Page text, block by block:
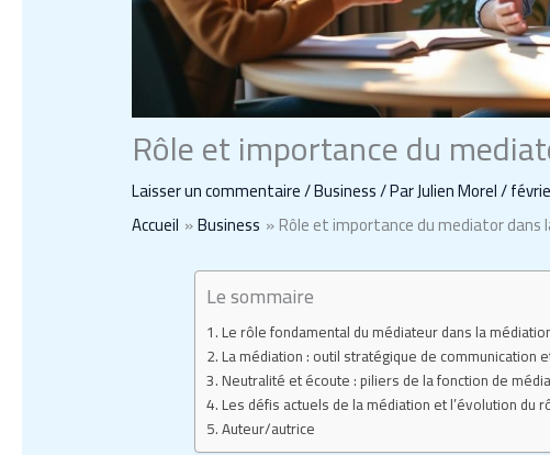
Rôle et importance du
Laisser un commentaire/Business/ ParJulien Morel/
Accueil
Business Rôle et importance du mediator dans
Le sommaire
Le rôle fondamental du médiateur dans la
La médiation : outil stratégique de communication
Neutralité et écoute : piliers de la fonction de
Les défis actuels de la médiation et l’évolution du
Auteur/autrice